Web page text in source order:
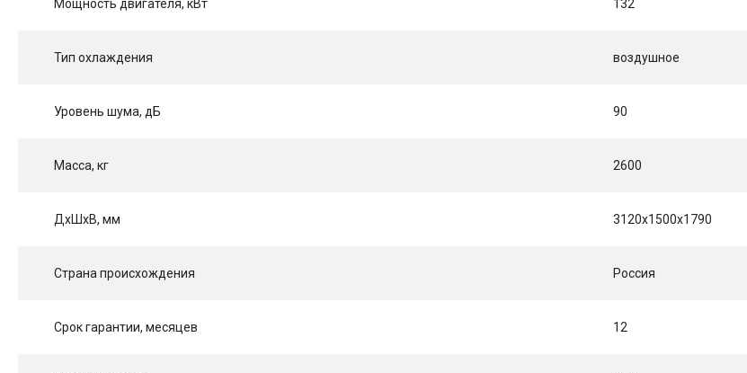
Мощность двигателя, кВт 132
Тип охлаждения воздушное
Уровень шума, дБ 90
Масса, кг 2600
ДхШхВ, мм 3120х1500х1790
Страна происхождения Россия
Срок гарантии, месяцев 12